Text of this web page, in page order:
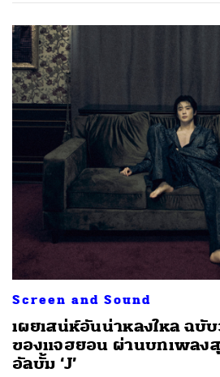
Screen and Sound
เผยเสน่ห์อันน่าหลงใหล ฉบั
ของแจฮยอน ผ่านบทเพลง
อัลบั้ม ‘J’